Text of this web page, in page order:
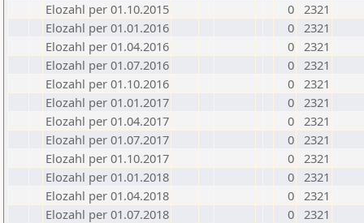
Elozahl per 01.10.2015
0 2321
Elozahl per 01.01.2016
0 2321
Elozahl per 01.04.2016
0 2321
Elozahl per 01.07.2016
0 2321
Elozahl per 01.10.2016
0 2321
Elozahl per 01.01.2017
0 2321
Elozahl per 01.04.2017
0 2321
Elozahl per 01.07.2017
0 2321
Elozahl per 01.10.2017
0 2321
Elozahl per 01.01.2018
0 2321
Elozahl per 01.04.2018
0 2321
Elozahl per 01.07.2018
0 2321